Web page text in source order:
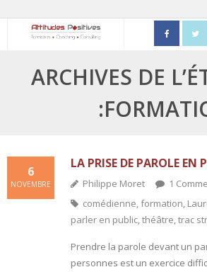
- Process Communication
- Adapter sa posture managériale
- Process Vente
- Ennéagramme
ARCHIVES DE
LA PRISE DE PAROLE EN
6
NOVEMBRE Philippe Moret 1
comédienne,formation,
parler en public,théâtre,trac
Prendre la parole devant un
personnes est un exercice